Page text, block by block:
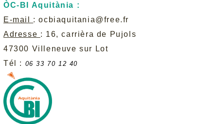
ÒC-BI Aquitània :
E-mail :ocbiaquitania@free.fr
Adresse : 16, carrièra de Pujols
47300 Villeneuve sur Lot
Tél : 06 33 70 12 40